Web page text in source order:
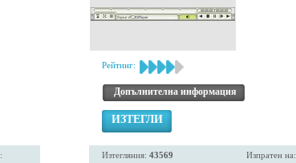
Рейтинг:
Допълнителна информация
ИЗТЕГЛИ
Изтегляния: 43569
Изпратен на: